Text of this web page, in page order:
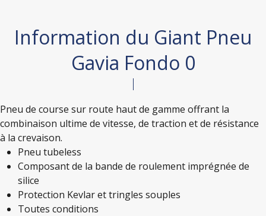
Information du Giant Pneu
Gavia Fondo 0
Pneu de course sur route haut de gamme offrant la
combinaison ultime de vitesse, de traction et de résistance
à la crevaison.
Pneu tubeless
Composant de la bande de roulement imprégnée de
silice
Protection Kevlar et tringles souples
Toutes conditions